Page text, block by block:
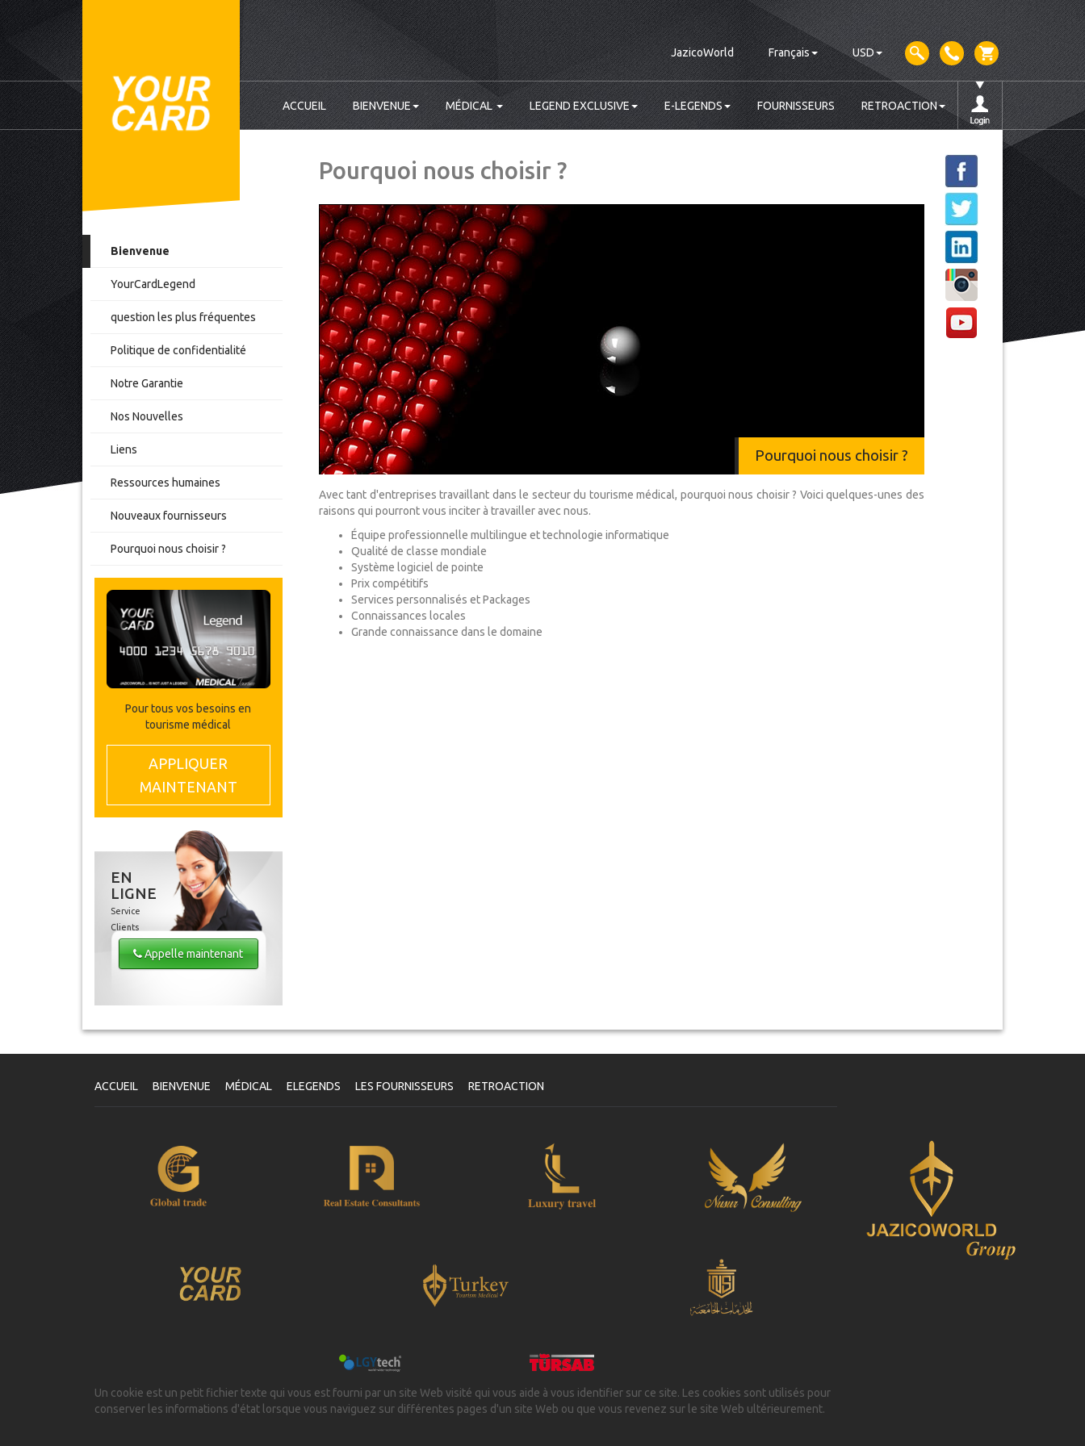
JazicoWorld Français USD
ACCUEIL BIENVENUE MÉDICAL LEGEND EXCLUSIVE E-LEGENDS FOURNISSEURS RETROACTION
Bienvenue
YourCardLegend
question les plus fréquentes
Politique de confidentialité
Notre Garantie
Nos Nouvelles
Liens
Ressources humaines
Nouveaux fournisseurs
Pourquoi nous choisir ?
Pour tous vos besoins en
tourisme médical
APPLIQUER
MAINTENANT
EN
LIGNE
Service
Clients
Appelle maintenant
Pourquoi nous choisir ?
Pourquoi nous choisir ?
Avec tant d'entreprises travaillant dans le secteur du tourisme médical, pourquoi nous choisir ? Voici quelques-unes des
raisons qui pourront vous inciter à travailler avec nous.
Équipe professionnelle multilingue et technologie informatique
Qualité de classe mondiale
Système logiciel de pointe
Prix compétitifs
Services personnalisés et Packages
Connaissances locales
Grande connaissance dans le domaine
ACCUEIL BIENVENUE MÉDICAL ELEGENDS LES FOURNISSEURS RETROACTION
Un cookie est un petit fichier texte qui vous est fourni par un site Web visité qui vous aide à vous identifier sur ce site. Les cookies sont utilisés pour
conserver les informations d'état lorsque vous naviguez sur différentes pages d'un site Web ou que vous revenez sur le site Web ultérieurement.